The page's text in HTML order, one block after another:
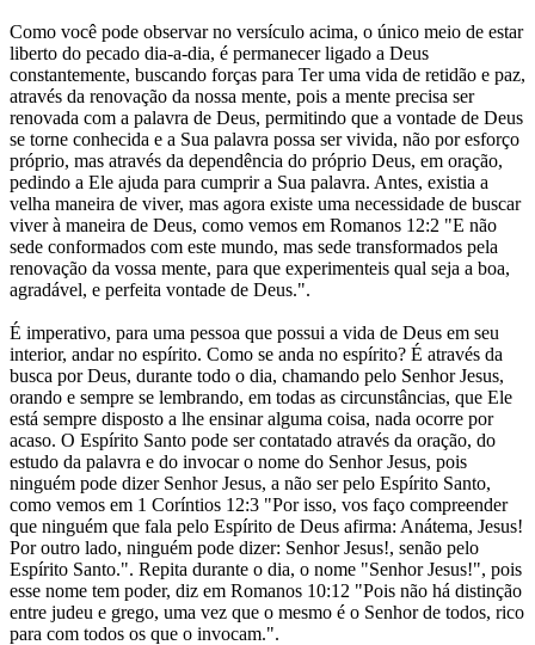
Como você pode observar no versículo acima, o único meio de estar
liberto do pecado dia-a-dia, é permanecer ligado a Deus
constantemente, buscando forças para Ter uma vida de retidão e paz,
através da renovação da nossa mente, pois a mente precisa ser
renovada com a palavra de Deus, permitindo que a vontade de Deus
se torne conhecida e a Sua palavra possa ser vivida, não por esforço
próprio, mas através da dependência do próprio Deus, em oração,
pedindo a Ele ajuda para cumprir a Sua palavra. Antes, existia a
velha maneira de viver, mas agora existe uma necessidade de buscar
viver à maneira de Deus, como vemos em Romanos 12:2 "E não
sede conformados com este mundo, mas sede transformados pela
renovação da vossa mente, para que experimenteis qual seja a boa,
agradável, e perfeita vontade de Deus.".
É imperativo, para uma pessoa que possui a vida de Deus em seu
interior, andar no espírito. Como se anda no espírito? É através da
busca por Deus, durante todo o dia, chamando pelo Senhor Jesus,
orando e sempre se lembrando, em todas as circunstâncias, que Ele
está sempre disposto a lhe ensinar alguma coisa, nada ocorre por
acaso. O Espírito Santo pode ser contatado através da oração, do
estudo da palavra e do invocar o nome do Senhor Jesus, pois
ninguém pode dizer Senhor Jesus, a não ser pelo Espírito Santo,
como vemos em 1 Coríntios 12:3 "Por isso, vos faço compreender
que ninguém que fala pelo Espírito de Deus afirma: Anátema, Jesus!
Por outro lado, ninguém pode dizer: Senhor Jesus!, senão pelo
Espírito Santo.". Repita durante o dia, o nome "Senhor Jesus!", pois
esse nome tem poder, diz em Romanos 10:12 "Pois não há distinção
entre judeu e grego, uma vez que o mesmo é o Senhor de todos, rico
para com todos os que o invocam.".